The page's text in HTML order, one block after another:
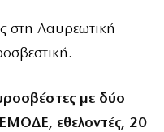
στη Λαυρεωτική
με δύο
εθελοντές, 20